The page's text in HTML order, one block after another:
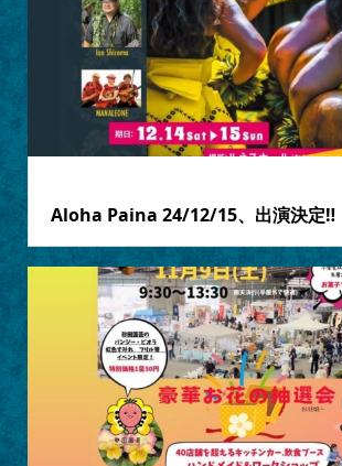
Aloha Paina 24/12/15、出演決定‼